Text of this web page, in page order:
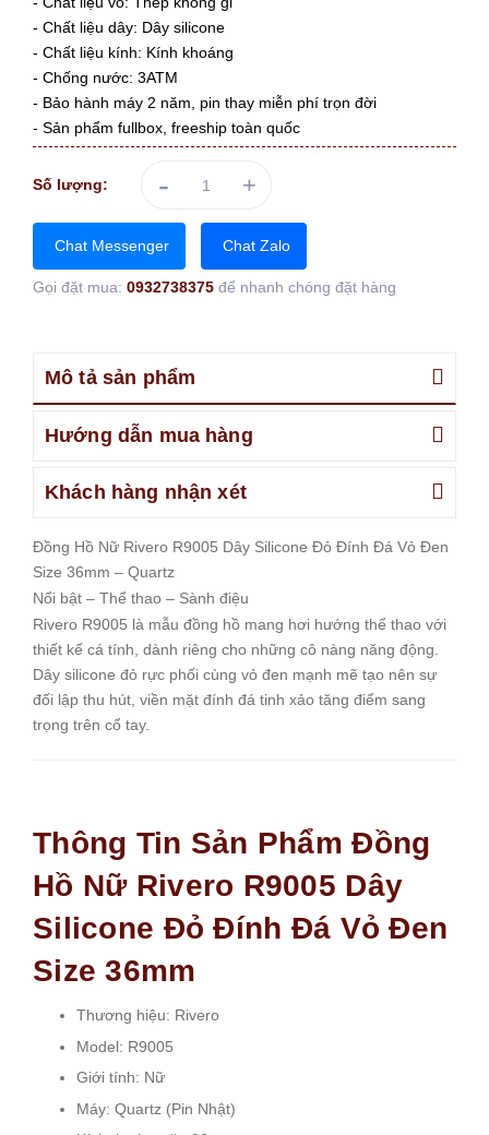
- Chất liệu dây: Dây silicone
- Chất liệu kính: Kính khoáng
- Chống nước: 3ATM
- Bảo hành máy 2 năm, pin thay miễn phí trọn đời
- Sản phẩm fullbox, freeship toàn quốc
Số lượng: - +
Chat Messenger Chat Zalo
Gọi đặt mua: 0932738375 để nhanh chóng đặt hàng
Mô tả sản phẩm
Hướng dẫn mua hàng
Khách hàng nhận xét
Đồng Hồ Nữ Rivero R9005 Dây Silicone Đỏ Đính Đá Vỏ Đen
Size 36mm – Quartz
Nổi bật – Thể thao – Sành điệu
Rivero R9005 là mẫu đồng hồ mang hơi hướng thể thao với
thiết kế cá tính, dành riêng cho những cô nàng năng động.
Dây silicone đỏ rực phối cùng vỏ đen mạnh mẽ tạo nên sự
đối lập thu hút, viền mặt đính đá tinh xảo tăng điểm sang
trọng trên cổ tay.
Thông Tin Sản Phẩm Đồng
Hồ Nữ Rivero R9005 Dây
Silicone Đỏ Đính Đá Vỏ Đen
Size 36mm
Thương hiệu: Rivero
Model: R9005
Giới tính: Nữ
Máy: Quartz (Pin Nhật)